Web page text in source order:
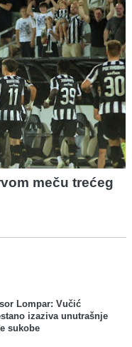
meču trećeg
Lompar: Vučić
izaziva unutrašnje
sukobe